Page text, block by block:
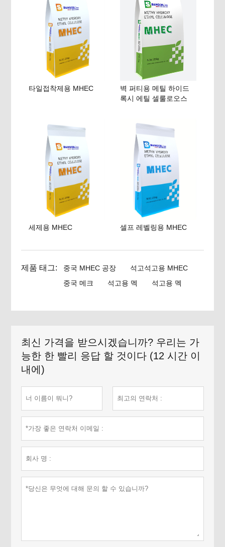
타일접착제용 MHEC
벽 퍼티용 메틸 하이드
록시 에틸 셀룰로오스
세제용 MHEC 셀프 레벨링용 MHEC
제품 태그: 중국 MHEC 공장
석고석고용 MHEC
중국 메크
석고용 멕 석고용 멕
최신 가격을 받으시겠습니까? 우리는 가
능한 한 빨리 응답 할 것이다 (12 시간 이
내에)